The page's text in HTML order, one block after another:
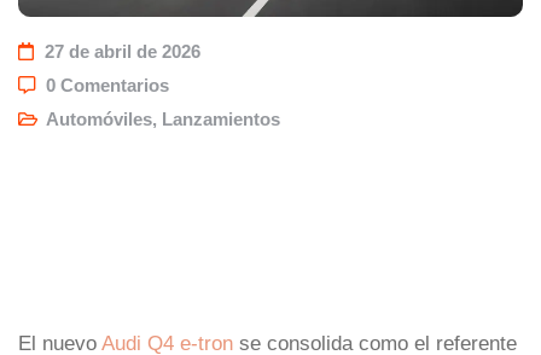
27 de abril de 2026
0 Comentarios
Automóviles, Lanzamientos
El nuevo Audi Q4 e-tron se consolida como el referente